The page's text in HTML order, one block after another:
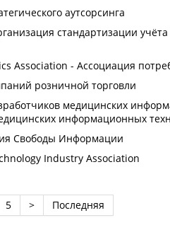
аутсорсинга
стандартизации
Association - Ассоциация
розничной торговли
медицинских
информационных
Свободы Информации
Industry Association
5 > Последняя